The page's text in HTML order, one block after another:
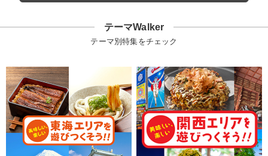
テーマWalker
テーマ別特集をチェック